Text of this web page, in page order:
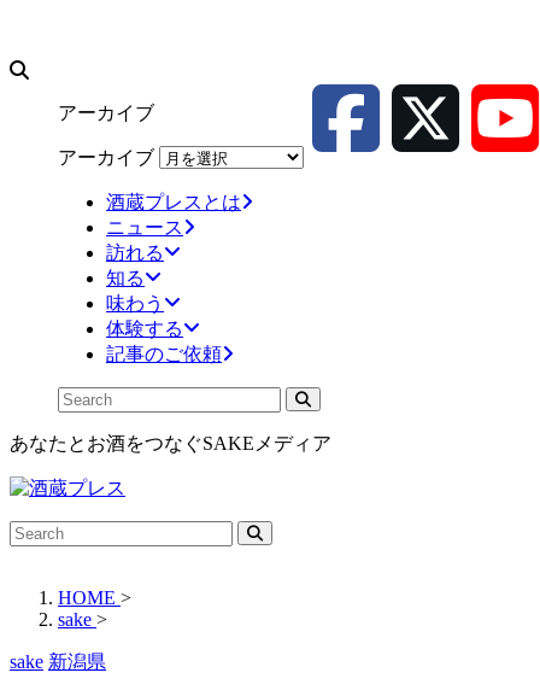
アーカイブ
アーカイブ
酒蔵プレスとは
ニュース
訪れる
知る
味わう
体験する
記事のご依頼
あなたとお酒をつなぐSAKEメディア
HOME >
sake >
sake 新潟県